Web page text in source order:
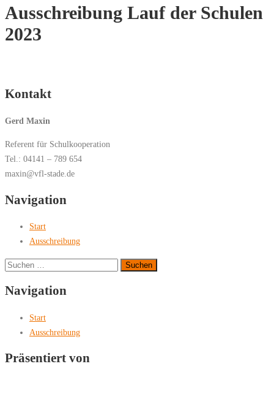
Ausschreibung Lauf der Schulen
2023
Kontakt
Gerd Maxin
Referent für Schulkooperation
Tel.: 04141 – 789 654
maxin@vfl-stade.de
Navigation
Start
Ausschreibung
Suchen
Navigation
Start
Ausschreibung
Präsentiert von